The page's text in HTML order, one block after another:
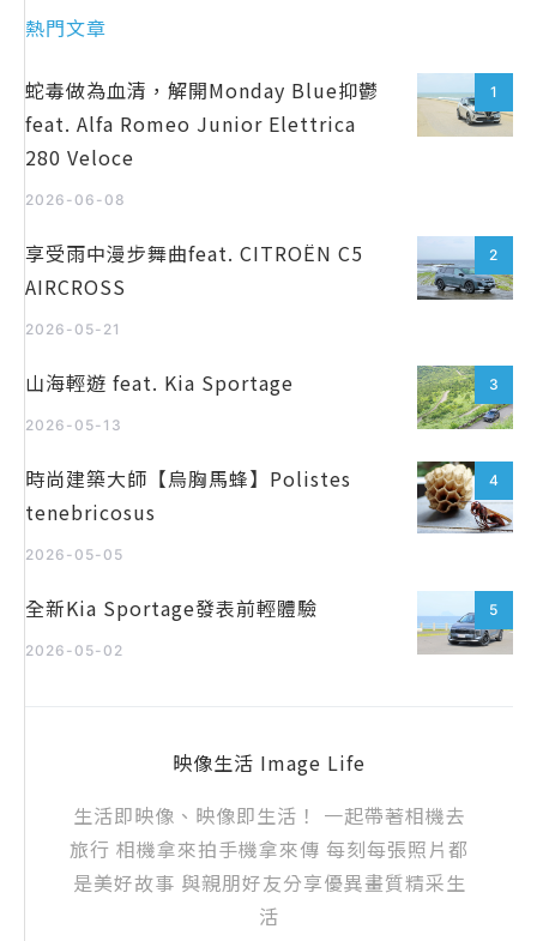
熱門文章
1
蛇毒做為血清，解開Monday Blue抑鬱
feat. Alfa Romeo Junior Elettrica
280 Veloce
2026-06-08
2
享受雨中漫步舞曲feat. CITROËN C5
AIRCROSS
2026-05-21
3
山海輕遊 feat. Kia Sportage
2026-05-13
4
時尚建築大師【烏胸馬蜂】Polistes
tenebricosus
2026-05-05
5
全新Kia Sportage發表前輕體驗
2026-05-02
映像生活 Image Life
生活即映像、映像即生活！ 一起帶著相機去
旅行 相機拿來拍手機拿來傳 每刻每張照片都
是美好故事 與親朋好友分享優異畫質精采生
活